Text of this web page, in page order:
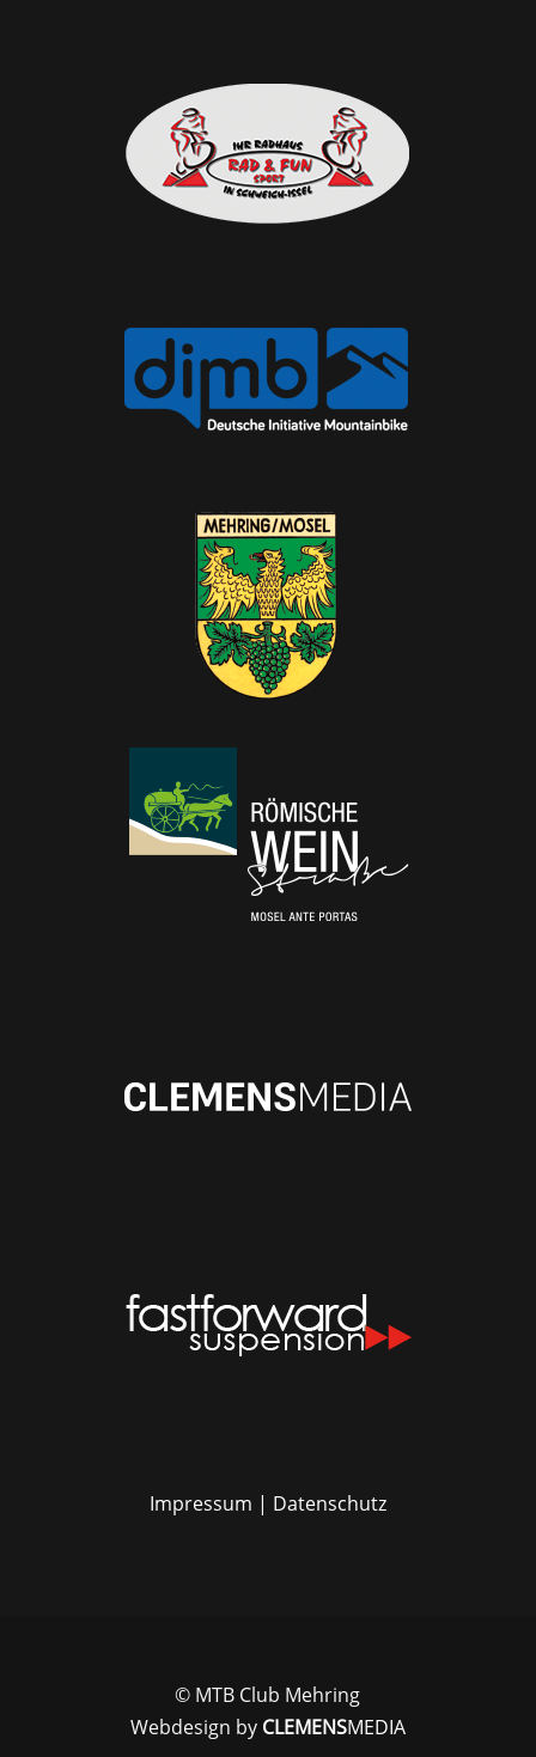
Impressum | Datenschutz
© MTB Club Mehring
Webdesign by CLEMENSMEDIA